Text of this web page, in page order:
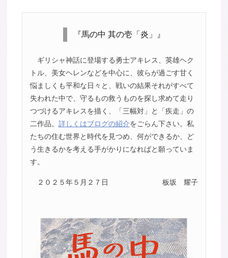
『馬の中 其の壱「炎」』
ギリシャ神話に登場する勇士アキレス、英雄ヘク
トル、美女ヘレンなどを中心に、彼らが過ごす甘く
悩ましくも平和な日々と、戦いの結果それがすべて
失われた中で、守るもの救うものを探し求めて走り
つづけるアキレスを描く、「三幅対」と「疾走」の
二作品。 詳しくはブログの紹介をごらん下さい。私
たちの住む世界と時代を見つめ、何ができるか、ど
う生きるかを考える手がかりになればと願っていま
す。
２０２５年５月２７日 板坂 耀子